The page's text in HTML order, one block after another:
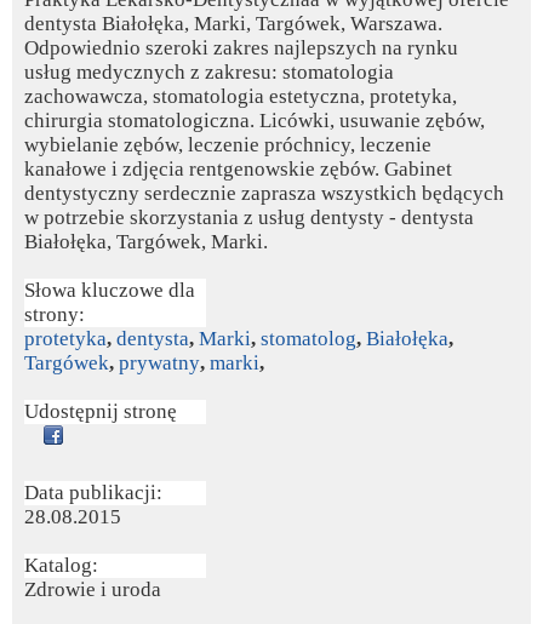
dentysta Białołęka, Marki, Targówek, Warszawa.
Odpowiednio szeroki zakres najlepszych na rynku
usług medycznych z zakresu: stomatologia
zachowawcza, stomatologia estetyczna, protetyka,
chirurgia stomatologiczna. Licówki, usuwanie zębów,
wybielanie zębów, leczenie próchnicy, leczenie
kanałowe i zdjęcia rentgenowskie zębów. Gabinet
dentystyczny serdecznie zaprasza wszystkich będących
w potrzebie skorzystania z usług dentysty - dentysta
Białołęka, Targówek, Marki.
Słowa kluczowe dla
strony:
protetyka, dentysta, Marki, stomatolog, Białołęka,
Targówek, prywatny, marki,
Udostępnij stronę
Data publikacji:
28.08.2015
Katalog:
Zdrowie i uroda